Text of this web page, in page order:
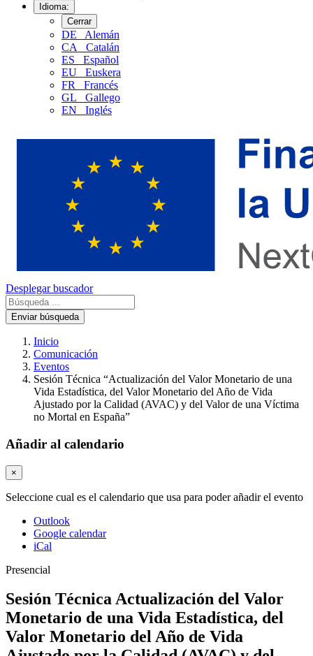
Idioma:
Cerrar
DE
Alemán
CA
Catalán
ES
Español
EU
Euskera
FR
Francés
GL
Gallego
EN
Inglés
Desplegar buscador
Enviar búsqueda
Inicio
Comunicación
Eventos
Sesión Técnica “Actualización del Valor Monetario de una
Vida Estadística, del Valor Monetario del Año de Vida
Ajustado por la Calidad (AVAC) y del Valor de una Víctima
no Mortal en España”
Añadir al calendario
×
Seleccione cual es el calendario que usa para poder añadir el evento
Outlook
Google calendar
iCal
Presencial
Sesión Técnica Actualización del Valor
Monetario de una Vida Estadística, del
Valor Monetario del Año de Vida